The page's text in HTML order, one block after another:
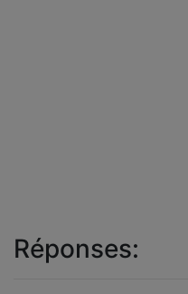
Réponses: